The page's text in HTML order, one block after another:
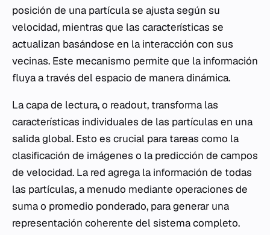
posición de una partícula se ajusta según su
velocidad, mientras que las características se
actualizan basándose en la interacción con sus
vecinas. Este mecanismo permite que la información
fluya a través del espacio de manera dinámica.
La capa de lectura, o readout, transforma las
características individuales de las partículas en una
salida global. Esto es crucial para tareas como la
clasificación de imágenes o la predicción de campos
de velocidad. La red agrega la información de todas
las partículas, a menudo mediante operaciones de
suma o promedio ponderado, para generar una
representación coherente del sistema completo.